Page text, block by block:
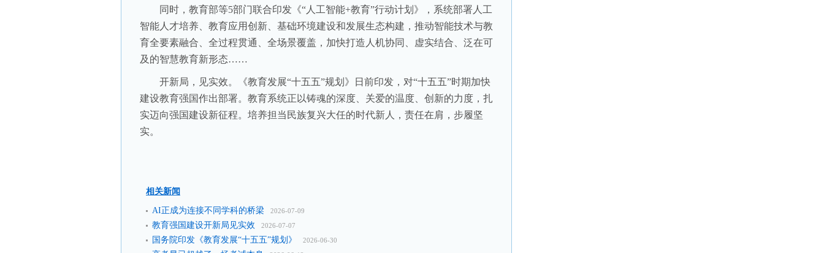
同时，教育部等5部门联合印发《“人工智能+教育”行动计划》，系统部署人工
智能人才培养、教育应用创新、基础环境建设和发展生态构建，推动智能技术与教
育全要素融合、全过程贯通、全场景覆盖，加快打造人机协同、虚实结合、泛在可
及的智慧教育新形态……
开新局，见实效。《教育发展“十五五”规划》日前印发，对“十五五”时期加快
建设教育强国作出部署。教育系统正以铸魂的深度、关爱的温度、创新的力度，扎
实迈向强国建设新征程。培养担当民族复兴大任的时代新人，责任在肩，步履坚
实。
相关新闻
AI正成为连接不同学科的桥梁 2026-07-09
教育强国建设开新局见实效 2026-07-07
国务院印发《教育发展“十五五”规划》 2026-06-30